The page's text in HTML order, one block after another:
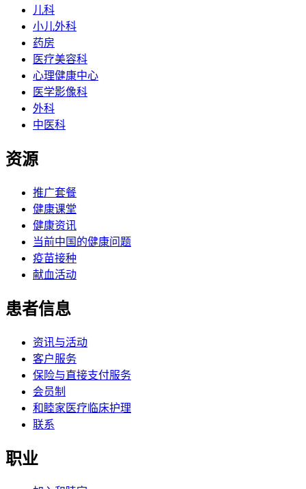
儿科
小儿外科
药房
医疗美容科
心理健康中心
医学影像科
外科
中医科
资源
推广套餐
健康课堂
健康资讯
当前中国的健康问题
疫苗接种
献血活动
患者信息
资讯与活动
客户服务
保险与直接支付服务
会员制
和睦家医疗临床护理
联系
职业